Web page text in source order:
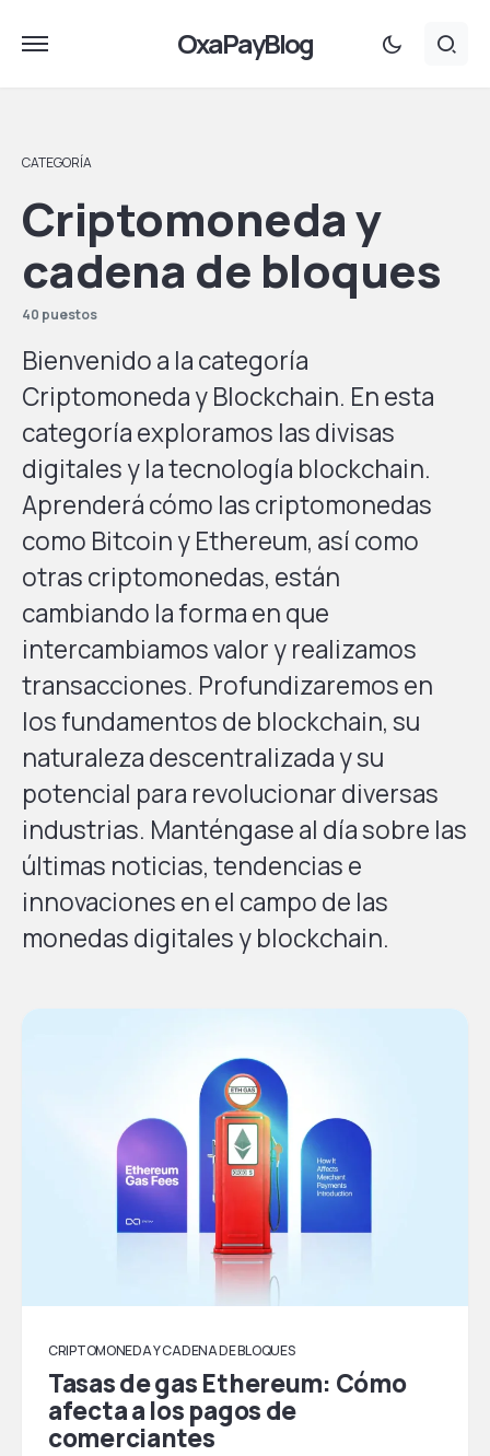
OxaPayBlog
CATEGORÍA
Criptomoneda y
cadena de bloques
40 puestos
Bienvenido a la categoría
Criptomoneda y Blockchain. En esta
categoría exploramos las divisas
digitales y la tecnología blockchain.
Aprenderá cómo las criptomonedas
como Bitcoin y Ethereum, así como
otras criptomonedas, están
cambiando la forma en que
intercambiamos valor y realizamos
transacciones. Profundizaremos en
los fundamentos de blockchain, su
naturaleza descentralizada y su
potencial para revolucionar diversas
industrias. Manténgase al día sobre las
últimas noticias, tendencias e
innovaciones en el campo de las
monedas digitales y blockchain.
CRIPTOMONEDA Y CADENA DE BLOQUES
Tasas de gas Ethereum: Cómo
afecta a los pagos de
comerciantes